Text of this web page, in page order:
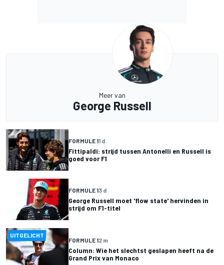
Meer van
George Russell
FORMULE 11 d
Fittipaldi: strijd tussen Antonelli en Russell is
goed voor F1
FORMULE 13 d
George Russell moet 'flow state' hervinden in
strijd om F1-titel
UITGELICHT
FORMULE 12 m
Column: Wie het slechtst geslapen heeft na de
Grand Prix van Monaco